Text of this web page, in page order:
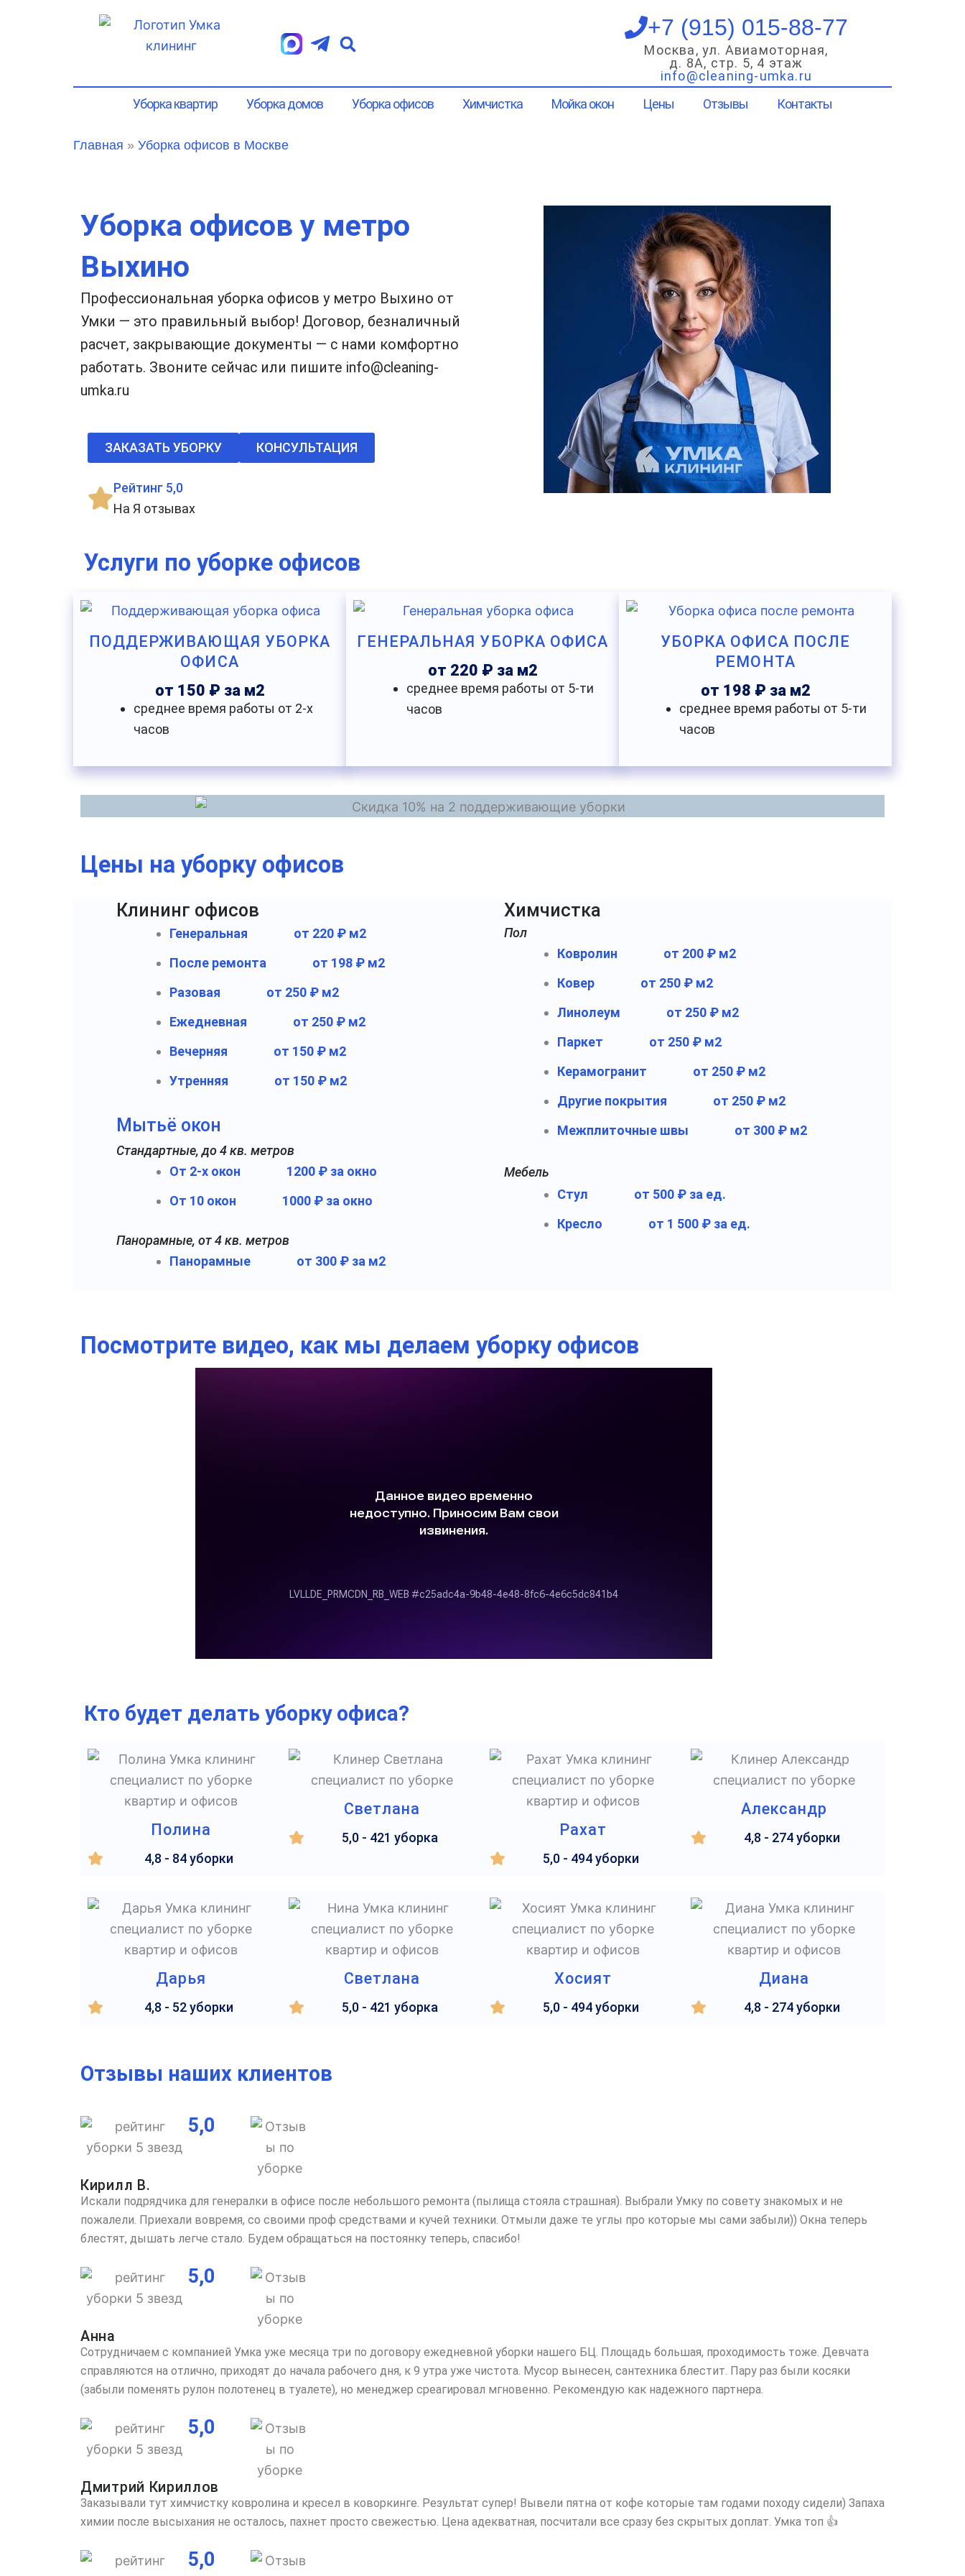
+7 (915) 015-88-77
Москва, ул. Авиамоторная,
д. 8А, стр. 5, 4 этаж
info@cleaning-umka.ru
Уборка квартир
Уборка домов Уборка офисов Химчистка Мойка окон Цены Отзывы Контакты
Главная » Уборка офисов в Москве
Уборка офисов у метро
Выхино
Профессиональная уборка офисов у метро Выхино от
Умки — это правильный выбор! Договор, безналичный
расчет, закрывающие документы — с нами комфортно
работать. Звоните сейчас или пишите info@cleaning-
umka.ru
ЗАКАЗАТЬ УБОРКУ КОНСУЛЬТАЦИЯ
Рейтинг 5,0
На Я отзывах
Услуги по уборке офисов
ПОДДЕРЖИВАЮЩАЯ УБОРКА
ОФИСА
от 150 ₽ за м2
среднее время работы от 2-х
часов
ГЕНЕРАЛЬНАЯ УБОРКА ОФИСА
от 220 ₽ за м2
среднее время работы от 5-ти
часов
УБОРКА ОФИСА ПОСЛЕ
РЕМОНТА
от 198 ₽ за м2
среднее время работы от 5-ти
часов
Цены на уборку офисов
Клининг офисов
Генеральная
от 220 ₽ м2
После ремонта
от 198 ₽ м2
Разовая
от 250 ₽ м2
Ежедневная
от 250 ₽ м2
Вечерняя
от 150 ₽ м2
Утренняя
от 150 ₽ м2
Мытьё окон
Стандартные, до 4 кв. метров
От 2-х окон
1200 ₽ за окно
От 10 окон
1000 ₽ за окно
Панорамные, от 4 кв. метров
Панорамные
от 300 ₽ за м2
Химчистка
Пол
Ковролин
от 200 ₽ м2
Ковер
от 250 ₽ м2
Линолеум
от 250 ₽ м2
Паркет
от 250 ₽ м2
Керамогранит
от 250 ₽ м2
Другие покрытия
от 250 ₽ м2
Межплиточные швы
от 300 ₽ м2
Мебель
Стул
от 500 ₽ за ед.
Кресло
от 1 500 ₽ за ед.
Посмотрите видео, как мы делаем уборку офисов
Кто будет делать уборку офиса?
Полина
4,8 - 84 уборки
Светлана
5,0 - 421 уборка Рахат
5,0 - 494 уборки
Александр
4,8 - 274 уборки
Дарья
4,8 - 52 уборки
Светлана
5,0 - 421 уборка
Хосият
5,0 - 494 уборки
Диана
4,8 - 274 уборки
Отзывы наших клиентов
5,0
Кирилл В.
Искали подрядчика для генералки в офисе после небольшого ремонта (пылища стояла страшная). Выбрали Умку по совету знакомых и не
пожалели. Приехали вовремя, со своими проф средствами и кучей техники. Отмыли даже те углы про которые мы сами забыли)) Окна теперь
блестят, дышать легче стало. Будем обращаться на постоянку теперь, спасибо!
5,0
Анна
Сотрудничаем с компанией Умка уже месяца три по договору ежедневной уборки нашего БЦ. Площадь большая, проходимость тоже. Девчата
справляются на отлично, приходят до начала рабочего дня, к 9 утра уже чистота. Мусор вынесен, сантехника блестит. Пару раз были косяки
(забыли поменять рулон полотенец в туалете), но менеджер среагировал мгновенно. Рекомендую как надежного партнера.
5,0
Дмитрий Кириллов
Заказывали тут химчистку ковролина и кресел в коворкинге. Результат супер! Вывели пятна от кофе которые там годами походу сидели) Запаха
химии после высыхания не осталось, пахнет просто свежестью. Цена адекватная, посчитали все сразу без скрытых доплат. Умка топ 👍
5,0